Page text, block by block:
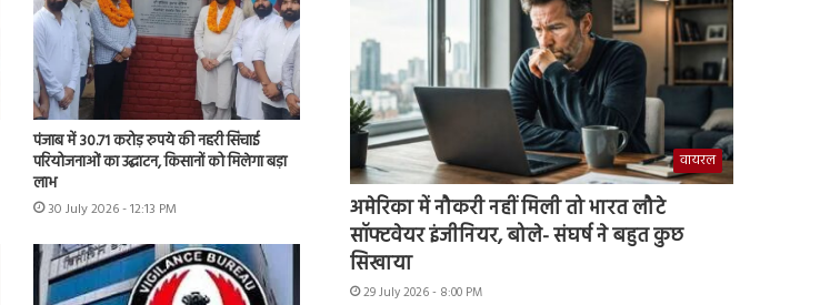
पंजाब में 30.71 करोड़ रुपये की नहरी सिंचाई
परियोजनाओं का उद्घाटन, किसानों को मिलेगा बड़ा
लाभ
30 July 2026 - 12:13 PM
वायरल
अमेरिका में नौकरी नहीं मिली तो भारत लौटे
सॉफ्टवेयर इंजीनियर, बोले- संघर्ष ने बहुत कुछ
सिखाया
29 July 2026 - 8:00 PM